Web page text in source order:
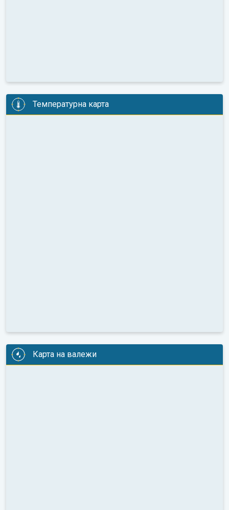
Температурна карта
Карта на валежи